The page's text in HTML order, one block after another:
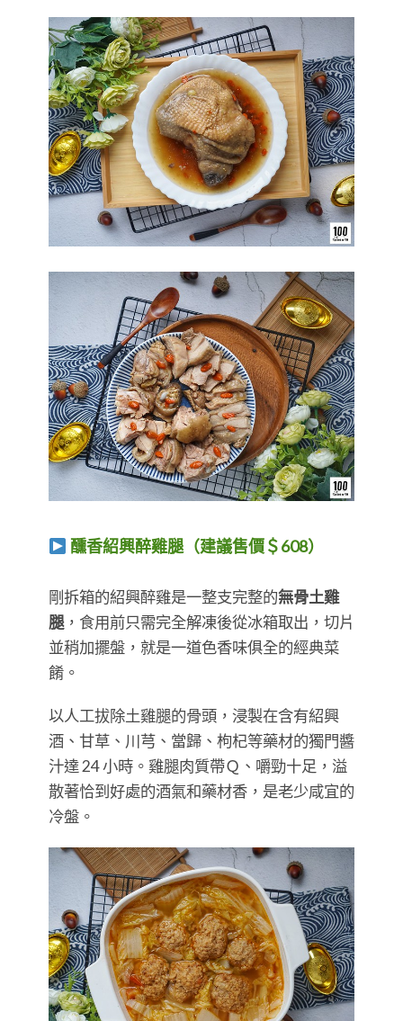
醺香紹興醉雞腿（建議售價＄608）
​​​​​​​剛拆箱的紹興醉雞是一整支完整的無骨土雞
腿， 食用前只需完全解凍後從冰箱取出，切片
並稍加擺盤，就是一道色香味俱全的經典菜
餚。
以人工拔除土雞腿的骨頭，浸製在含有紹興
酒、甘草、川芎、當歸、枸杞等藥材的獨門醬
汁達 24 小時。雞腿肉質帶Ｑ、嚼勁十足，溢
散著恰到好處的酒氣和藥材香，是老少咸宜的
冷盤。